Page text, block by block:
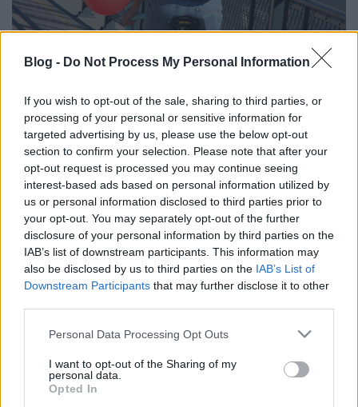
Blog - Do Not Process My Personal Information
If you wish to opt-out of the sale, sharing to third parties, or
processing of your personal or sensitive information for
targeted advertising by us, please use the below opt-out
section to confirm your selection. Please note that after your
opt-out request is processed you may continue seeing
interest-based ads based on personal information utilized by
us or personal information disclosed to third parties prior to
your opt-out. You may separately opt-out of the further
disclosure of your personal information by third parties on the
IAB’s list of downstream participants. This information may
also be disclosed by us to third parties on the IAB’s List of
Downstream Participants that may further disclose it to other
Please note that this website/app uses one or more Google
not limited to your visit or usage behaviour. You may click to
grant or deny consent to Google and its third-party tags to
use your data for below specified purposes in below Google
Personal Data Processing Opt Outs
I want to opt-out of the Sharing of my
personal data.
Opted In
Köss novemberig biztosítást és
szerezd be végre azt a király
okoskarkötőt!
Huszthy Zita•2018. október 16.
Számunkra, akik nap mint nap használjuk a bringát,
sokkal többet jelent egy közlekedési eszköznél.
Ismerjük minden küllőjét, matricáját és a karcolásait
is. Jó érzés szemmel tartani a bolt, vagy a váróterem
mindig…